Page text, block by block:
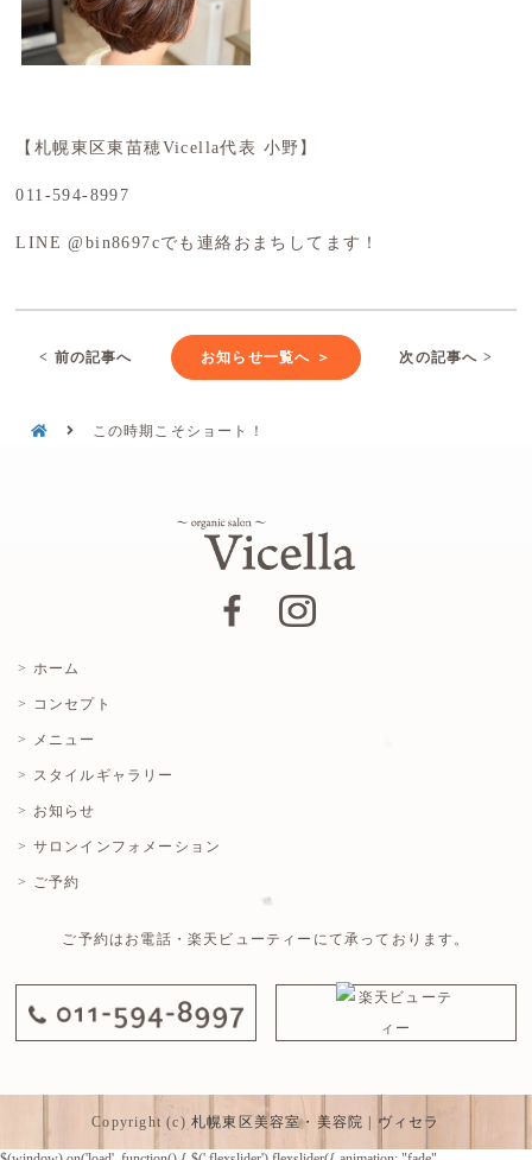
【札幌東区東苗穂Vicella代表 小野】
011-594-8997
LINE @bin8697cでも連絡おまちしてます！
< 前の記事へ お知らせ一覧へ ＞ 次の記事へ >
この時期こそショート！
> ホーム
> コンセプト
> メニュー
> スタイルギャラリー
> お知らせ
> サロンインフォメーション
> ご予約
ご予約はお電話・楽天ビューティーにて承っております。
Copyright (c)札幌東区美容室・美容院 | ヴィセラ